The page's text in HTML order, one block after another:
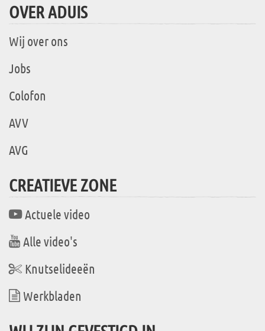
OVER ADUIS
Wij over ons
Jobs
Colofon
AVV
AVG
CREATIEVE ZONE
Actuele video
Alle video's
Knutselideeën
Werkbladen